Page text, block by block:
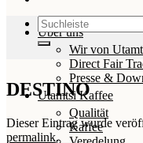
Über uns
Wir von
Direct Fair
Presse &
Utamtsi Kaffee
Qualität
Kaffee
Suchen
nach:
DESTINO
Dieser Eintrag wurde
permalink.